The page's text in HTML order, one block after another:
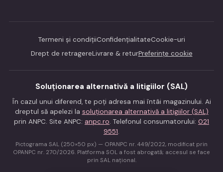
Termeni și condițiiConfidențialitateCookie-uri
Drept de retragereLivrare & returPreferințe cookie
Soluționarea alternativă a litigiilor (SAL)
În cazul unui diferend, te poți adresa mai întâi magazinului. Ai
dreptul să apelezi la soluționarea alternativă a litigiilor (SAL)
prin ANPC. Site ANPC: anpc.ro. Telefonul consumatorului: 021
9551.
Pictograma SAL (250×50 px) — OPANPC nr. 449/2022, modificat prin
OPANPC nr. 270/2026. Platforma SOL a fost abrogată; accesul se face
prin SAL național.